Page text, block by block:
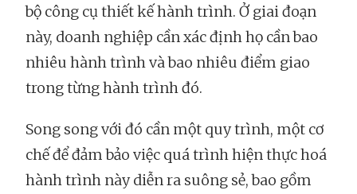
bộ công cụ thiết kế hành trình. Ở giai đoạn
này, doanh nghiệp cần xác định họ cần bao
nhiêu hành trình và bao nhiêu điểm giao
trong từng hành trình đó.
Song song với đó cần một quy trình, một cơ
chế để đảm bảo việc quá trình hiện thực hoá
hành trình này diễn ra suông sẻ, bao gồm